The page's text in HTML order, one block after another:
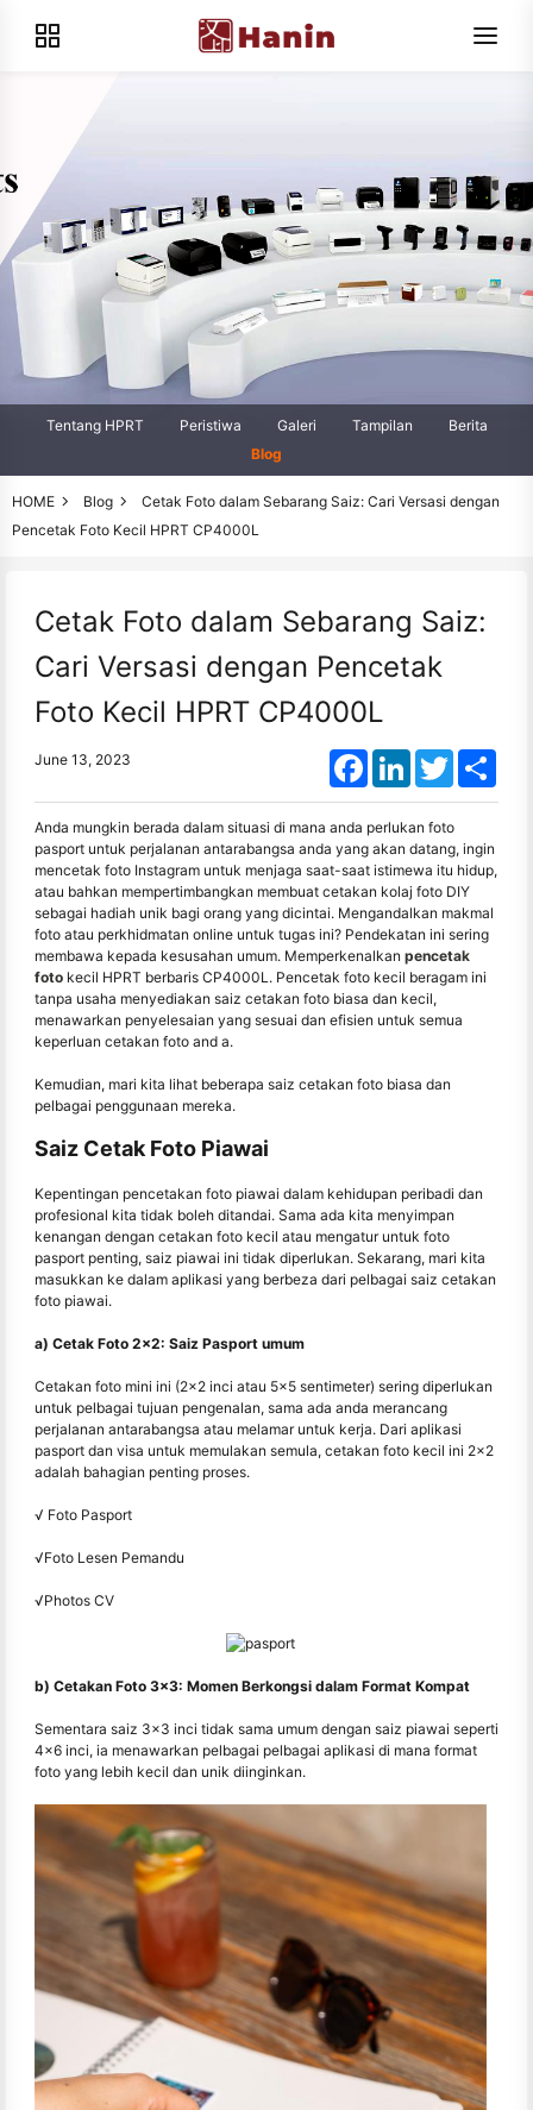
Tentang HPRT Peristiwa Galeri Tampilan
Berita
Blog
HOME Blog
Cetak Foto dalam Sebarang Saiz: Cari Versasi dengan
Pencetak Foto Kecil HPRT CP4000L
Cetak Foto dalam Sebarang Saiz:
Cari Versasi dengan Pencetak
Foto Kecil HPRT CP4000L
June 13, 2023 FacebookLinkedInTwitter
Anda mungkin berada dalam situasi di mana anda perlukan foto
pasport untuk perjalanan antarabangsa anda yang akan datang, ingin
mencetak foto Instagram untuk menjaga saat-saat istimewa itu hidup,
atau bahkan mempertimbangkan membuat cetakan kolaj foto DIY
sebagai hadiah unik bagi orang yang dicintai. Mengandalkan makmal
foto atau perkhidmatan online untuk tugas ini? Pendekatan ini sering
membawa kepada kesusahan umum. Memperkenalkan pencetak
foto kecil HPRT berbaris CP4000L. Pencetak foto kecil beragam ini
tanpa usaha menyediakan saiz cetakan foto biasa dan kecil,
menawarkan penyelesaian yang sesuai dan efisien untuk semua
keperluan cetakan foto and a.
Kemudian, mari kita lihat beberapa saiz cetakan foto biasa dan
pelbagai penggunaan mereka.
Saiz Cetak Foto Piawai
Kepentingan pencetakan foto piawai dalam kehidupan peribadi dan
profesional kita tidak boleh ditandai. Sama ada kita menyimpan
kenangan dengan cetakan foto kecil atau mengatur untuk foto
pasport penting, saiz piawai ini tidak diperlukan. Sekarang, mari kita
masukkan ke dalam aplikasi yang berbeza dari pelbagai saiz cetakan
foto piawai.
a) Cetak Foto 2x2: Saiz Pasport umum
Cetakan foto mini ini (2x2 inci atau 5x5 sentimeter) sering diperlukan
untuk pelbagai tujuan pengenalan, sama ada anda merancang
perjalanan antarabangsa atau melamar untuk kerja. Dari aplikasi
pasport dan visa untuk memulakan semula, cetakan foto kecil ini 2x2
adalah bahagian penting proses.
√ Foto Pasport
√Foto Lesen Pemandu
√Photos CV
b) Cetakan Foto 3x3: Momen Berkongsi dalam Format Kompat
Sementara saiz 3x3 inci tidak sama umum dengan saiz piawai seperti
4x6 inci, ia menawarkan pelbagai pelbagai aplikasi di mana format
foto yang lebih kecil dan unik diinginkan.